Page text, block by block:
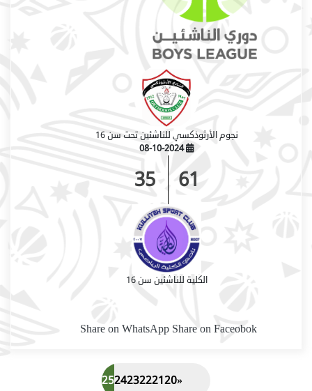
نجوم الأرثوذكسي للناشئين تحت سن 16
08-10-2024
61
35
الكلية للناشئين سن 16
Share on WhatsApp Share on Faceobok
«
20
21
22
23
24
25